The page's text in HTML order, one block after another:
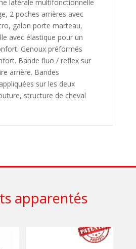
latérale multifonctionnelle
2 poches arrières avec
galon porte marteau,
avec élastique pour un
Genoux préformés
Bande fluo / reflex sur
arrière. Bandes
sur les deux
structure de cheval
apparentés